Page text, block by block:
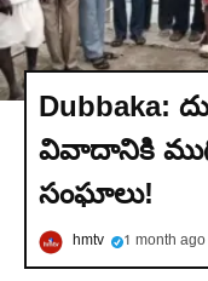
Dubbaka:
వివాదానికి
సంఘాలు!
hmtv 1 month ago